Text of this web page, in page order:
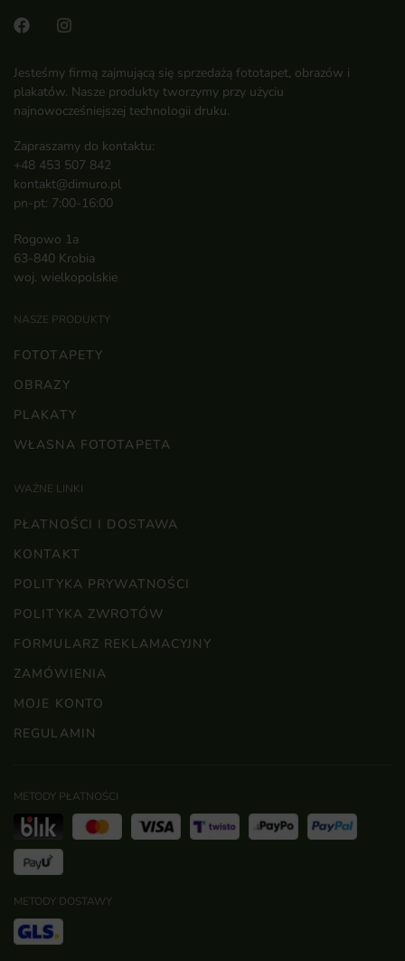
Jesteśmy firmą zajmującą się sprzedażą fototapet, obrazów i
plakatów. Nasze produkty tworzymy przy użyciu
najnowocześniejszej technologii druku.
Zapraszamy do kontaktu:
+48 453 507 842
kontakt@dimuro.pl
pn-pt: 7:00-16:00
Rogowo 1a
63-840 Krobia
woj. wielkopolskie
NASZE PRODUKTY
FOTOTAPETY
OBRAZY
PLAKATY
WŁASNA FOTOTAPETA
WAŻNE LINKI
PŁATNOŚCI I DOSTAWA
KONTAKT
POLITYKA PRYWATNOŚCI
POLITYKA ZWROTÓW
FORMULARZ REKLAMACYJNY
ZAMÓWIENIA
MOJE KONTO
REGULAMIN
METODY PŁATNOŚCI
METODY DOSTAWY